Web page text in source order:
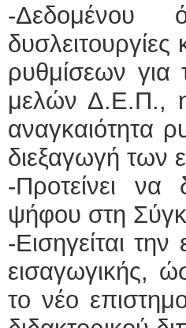
-Δεδομένου
ρυθμίσεων για
μελών Δ.Ε.Π., η
αναγκαιότητα
διεξαγωγή των
-Προτείνει να
ψήφου στη
-Εισηγείται
εισαγωγικής,
το νέο